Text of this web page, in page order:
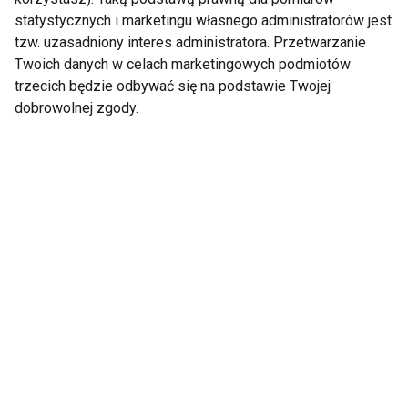
Wiek a podejście do
leczenia i diagnostyki
Strażnicy odporności i
klucz do naszego
zdrowia
statystycznych i marketingu własnego administratorów jest
tzw. uzasadniony interes administratora. Przetwarzanie
Twoich danych w celach marketingowych podmiotów
trzecich będzie odbywać się na podstawie Twojej
dobrowolnej zgody.